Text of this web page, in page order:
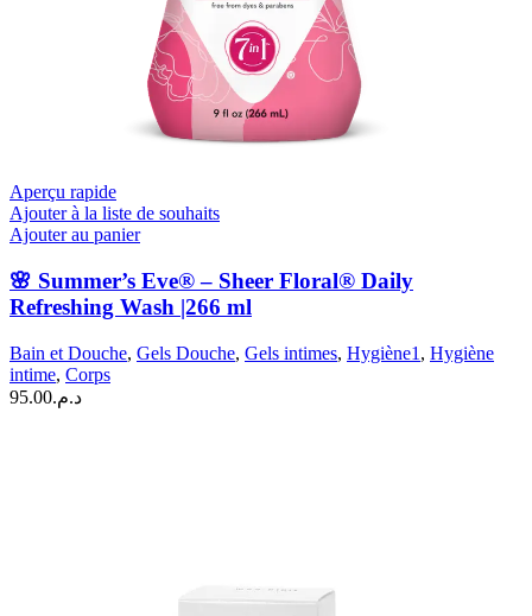
Aperçu rapide
Ajouter à la liste de souhaits
Ajouter au panier
🌸 Summer’s Eve® – Sheer Floral® Daily
Refreshing Wash |266 ml
Bain et Douche, Gels Douche, Gels intimes, Hygiène1 , Hygiène
intime, Corps
د.م.95.00